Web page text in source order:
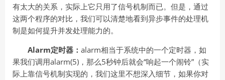
有太大的关系，实际上它只用了信号机制而已。但是，通过
这两个程序的对比，我们可以清楚地看到异步事件的处理机
制是如何提升并发处理能力的。
Alarm定时器： alarm相当于系统中的一个定时器，如
果我们调用alarm(5)，那么5秒钟后就会“响起一个闹铃”（实
际上靠信号机制实现的，我们这里不想深入细节，如果你对